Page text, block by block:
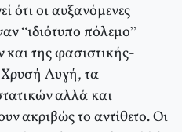
ότι οι αυξανόμενες
“ιδιότυπο πόλεμο”
της φασιστικής-
Αυγή, τα
αλλά και
ακριβώς το αντίθετο. Οι